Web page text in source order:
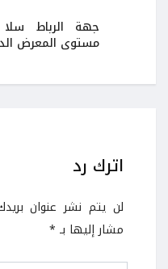
جهة الرباط
مستوى المعرض
اترك رد
لن يتم نشر عنوان
مشار إليها بـ *